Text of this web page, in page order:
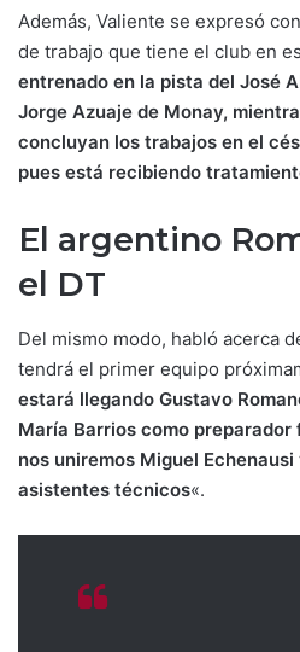
Además, Valiente se expresó
de trabajo que tiene el club en
entrenado en la pista del José
Jorge Azuaje de Monay,
concluyan los trabajos en el
pues está recibiendo
El argentino
el DT
Del mismo modo, habló acerca
tendrá el primer equipo
estará llegando Gustavo
María Barrios como preparador
nos uniremos Miguel
asistentes técnicos«.